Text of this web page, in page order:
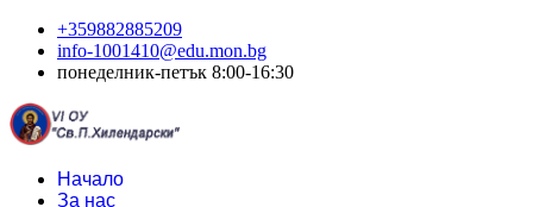
+359882885209
info-1001410@edu.mon.bg
понеделник-петък 8:00-16:30
Начало
За нас